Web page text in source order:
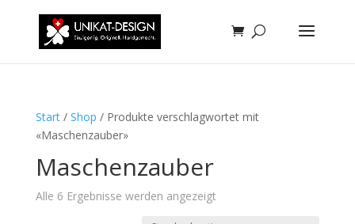
Start/ Shop / Produkte verschlagwortet mit
«Maschenzauber»
Maschenzauber
Alle 6 Ergebnisse werden angezeigt